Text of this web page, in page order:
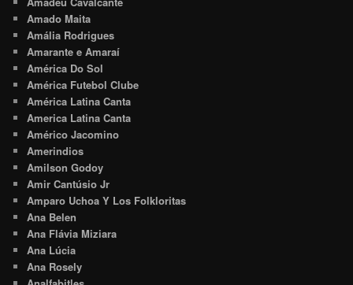
Amado Maita
Amália Rodrigues
Amarante e Amaraí
América Do Sol
América Futebol Clube
América Latina Canta
America Latina Canta
Américo Jacomino
Amerindios
Amilson Godoy
Amir Cantúsio Jr
Amparo Uchoa Y Los Folkloritas
Ana Belen
Ana Flávia Miziara
Ana Lúcia
Ana Rosely